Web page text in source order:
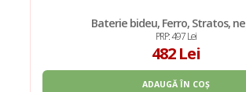
Baterie bideu, Ferro, Stratos,
PRP: 497 Lei
482 Lei
ADAUGĂ ÎN COȘ